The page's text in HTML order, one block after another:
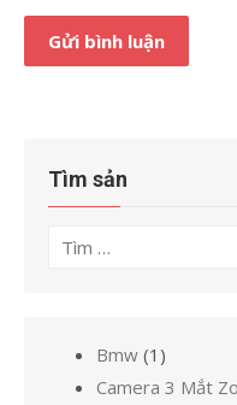
Tìm sản
Tìm
Bmw 1 1
sản
Camera 3 Mắt